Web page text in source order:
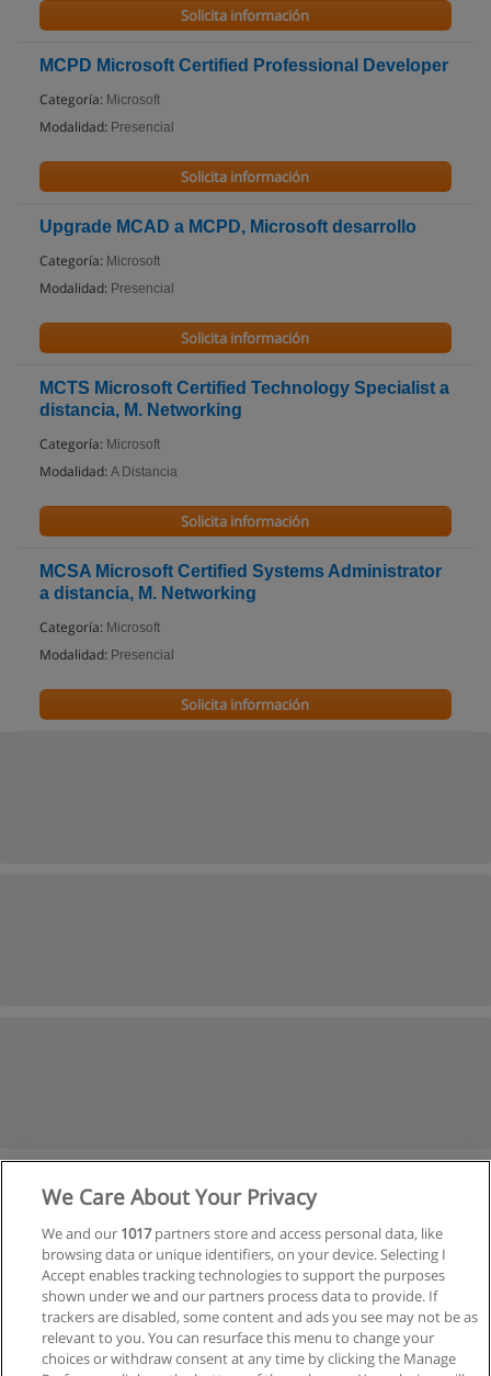
Solicita información
MCPD Microsoft Certified Professional Developer
Categoría: Microsoft
Modalidad: Presencial
Solicita información
Upgrade MCAD a MCPD, Microsoft desarrollo
Categoría: Microsoft
Modalidad: Presencial
Solicita información
MCTS Microsoft Certified Technology Specialist a
distancia, M. Networking
Categoría: Microsoft
Modalidad: A Distancia
Solicita información
MCSA Microsoft Certified Systems Administrator
a distancia, M. Networking
Categoría: Microsoft
Modalidad: Presencial
Solicita información
2 Siguiente
Página1de2
Ver cursos históricos
We Care About Your Privacy
We and our 1017partners store and access personal data, like
browsing data or unique identifiers, on your device. Selecting I
Accept enables tracking technologies to support the purposes
shown under we and our partners process data to provide. If
trackers are disabled, some content and ads you see may not be as
relevant to you. You can resurface this menu to change your
choices or withdraw consent at any time by clicking the Manage